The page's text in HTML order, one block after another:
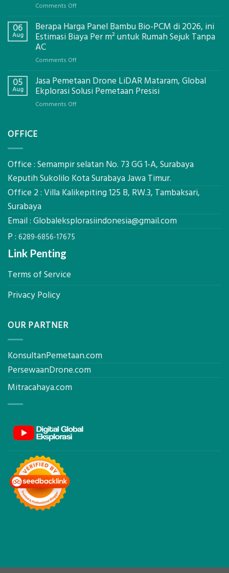
Comments Offon
Pemasangan
Bowplank
Ukur
Presisi
untuk
06
Aug
Berapa Harga Panel Bambu Bio-PCM di 2026, ini
Estimasi Biaya Per m² untuk Rumah Sejuk Tanpa
AC
Comments Offon
Harga
Panel
Biaya
Per
untuk
Sejuk
Tanpa
05
Aug
Jasa Pemetaan Drone LiDAR Mataram, Global
Ekplorasi Solusi Pemetaan Presisi
Comments Offon
Global
Solusi
Pemetaan
OFFICE
Office : Semampir selatan No. 73 GG 1-A, Surabaya
Keputih Sukolilo Kota Surabaya Jawa Timur.
Office 2 : Villa Kalikepiting 125 B, RW.3, Tambaksari,
Surabaya
Email : Globaleksplorasiindonesia@gmail.com
P : 6289-6856-17675
Link Penting
Terms of Service
Privacy Policy
OUR PARTNER
KonsultanPemetaan.com
PersewaanDrone.com
Mitracahaya.com